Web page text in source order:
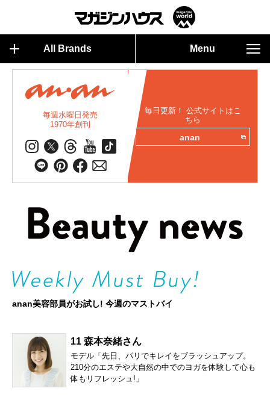
All Brands Menu
毎週水曜日発売
1970年創刊
毎日更新！ 公式サイトはこ
ちら
anan
anan美容部員がお試し! 今週のマストバイ
11 森本奈緒さん
モデル「先日、パリでキレイをブラッシュアップ。
210分のエステや大自然の中でのヨガを体験して心も
体もリフレッシュ!」